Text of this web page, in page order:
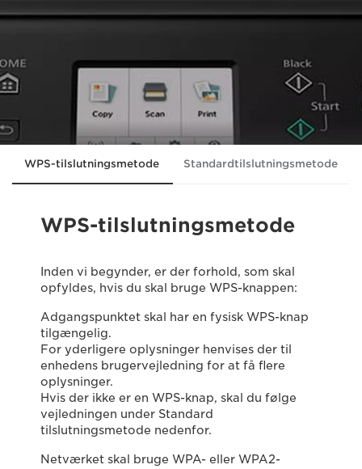
WPS-tilslutningsmetode Standardtilslutningsmetode
WPS-tilslutningsmetode
Inden vi begynder, er der forhold, som skal
opfyldes, hvis du skal bruge WPS-knappen:
Adgangspunktet skal har en fysisk WPS-knap
tilgængelig.
For yderligere oplysninger henvises der til
enhedens brugervejledning for at få flere
oplysninger.
Hvis der ikke er en WPS-knap, skal du følge
vejledningen under Standard
tilslutningsmetode nedenfor.
Netværket skal bruge WPA- eller WPA2-